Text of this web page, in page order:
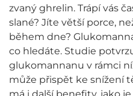
zvaný ghrelin. Trápí vás
slané? Jíte větší porce,
během dne?
co hledáte. Studie
glukomannanu v rámci
může přispět ke snížení
má i další benefity, jako